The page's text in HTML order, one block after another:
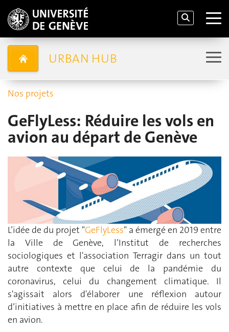
URBAN HUB
Nos projets
GeFlyLess: Réduire les vols en
avion au départ de Genève
L’idée de du projet "GeFlyLess" a émergé en 2019 entre
la Ville de Genève, l’Institut de recherches
sociologiques et l'association Terragir dans un tout
autre contexte que celui de la pandémie du
coronavirus, celui du changement climatique. Il
s'agissait alors d'élaborer une réflexion autour
d’initiatives à mettre en place afin de réduire les vols
en avion.